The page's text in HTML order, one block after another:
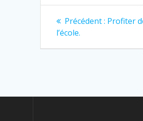
k
r
Précédent : Profiter
l’école.